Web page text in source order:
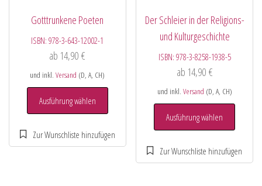
Gotttrunkene Poeten
ISBN:978-3-643-12002-1
ab 14,90€
und inkl.Versand (D, A, CH)
Ausführung wählen
Der Schleier in der Religions-
und Kulturgeschichte
ISBN: 978-3-8258-1938-5
ab 14,90 €
und inkl. Versand (D, A, CH)
Ausführung wählen